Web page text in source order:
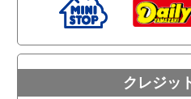
クレジッ